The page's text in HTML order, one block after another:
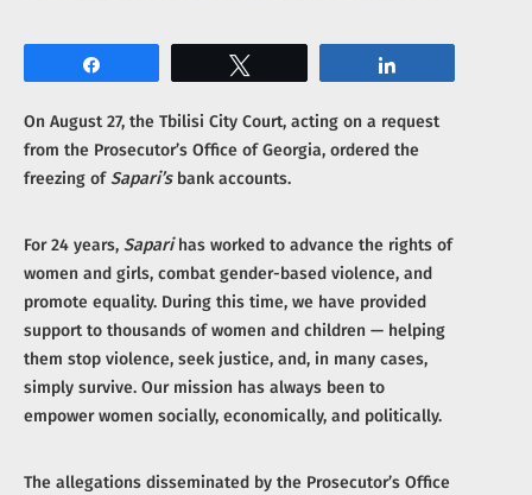
On August 27, the Tbilisi City Court, acting on a request
from the Prosecutor’s Office of Georgia, ordered the
freezing ofSapari’sbank accounts.
For 24 years, Saparihas worked to advance the rights of
women and girls, combat gender-based violence, and
promote equality. During this time, we have provided
support to thousands of women and children — helping
them stop violence, seek justice, and, in many cases,
simply survive. Our mission has always been to
empower women socially, economically, and politically.
The allegations disseminated by the Prosecutor’s Office